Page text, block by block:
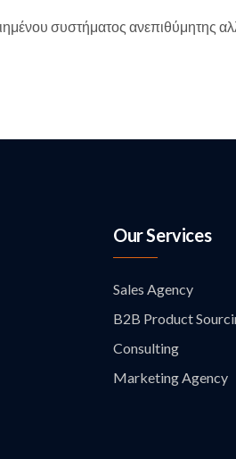
συστήματος ανεπιθύμητης
Our Services
Sales Agency
B2B Product
Consulting
Marketing Agency